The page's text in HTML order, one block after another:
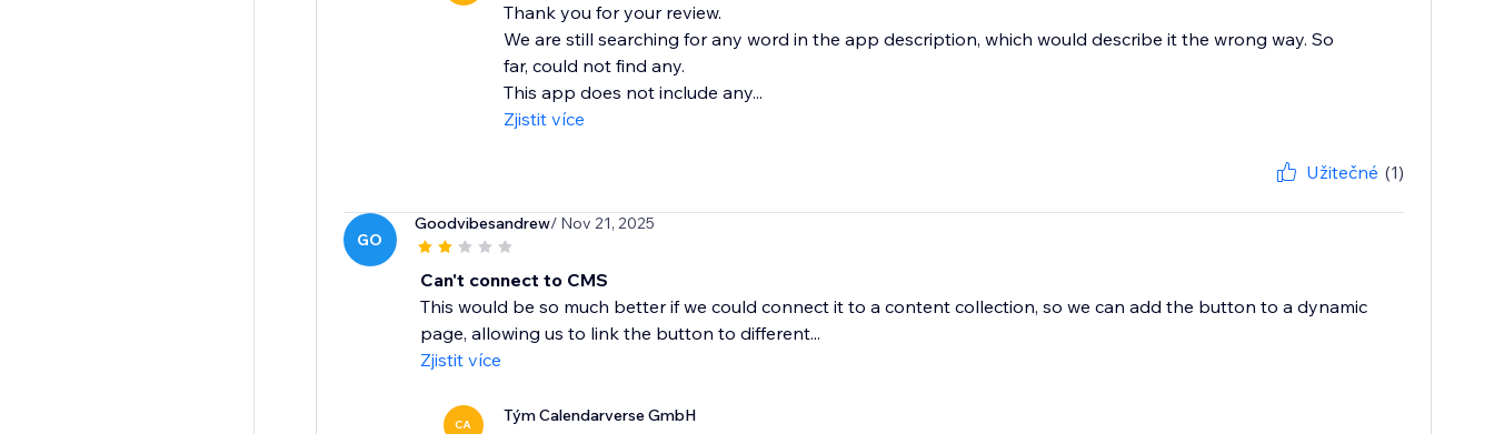
Thank you for your review.
We are still searching for any word in the app description, which would describe it the wrong way. So
far, could not find any.
This app does not include any...
Zjistit více
Užitečné (1)
GO
Goodvibesandrew/ Nov 21, 2025
Can't connect to CMS
This would be so much better if we could connect it to a content collection, so we can add the button to a dynamic
page, allowing us to link the button to different...
Zjistit více
CA Tým Calendarverse GmbH